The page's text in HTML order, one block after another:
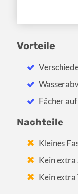
Vorteile
Fächer
Nachteile
Kleines
Kein extra
Kein extra